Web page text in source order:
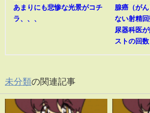
あまりにも悲惨な光景がコチ
ラ、、、
腺癌（が
ない射精
尿器科医
ストの回数
未分類の関連記事